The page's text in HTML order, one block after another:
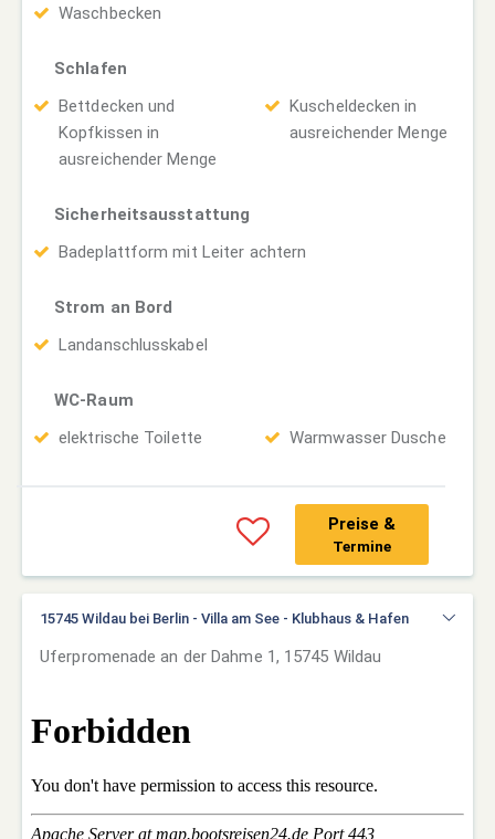
Waschbecken
Schlafen
Bettdecken und
Kopfkissen in
ausreichender Menge
Kuscheldecken in
ausreichender Menge
Sicherheitsausstattung
Badeplattform mit Leiter achtern
Strom an Bord
Landanschlusskabel
WC-Raum
elektrische Toilette
Warmwasser Dusche
Preise &
Termine
15745 Wildau bei Berlin - Villa am See - Klubhaus & Hafen
Uferpromenade an der Dahme 1, 15745 Wildau